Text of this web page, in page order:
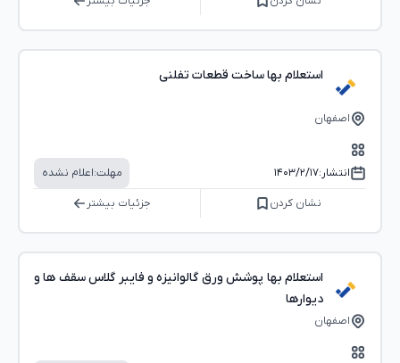
استعلام بها ساخت قطعات تفلنی
اصفهان
انتشار:۱۴۰۳/۲/۱۷ مهلت:اعلام نشده
نشان کردن جزئیات بیشتر
استعلام بها پوشش ورق گالوانیزه و فایبر گلاس سقف ها و
دیوارها
اصفهان